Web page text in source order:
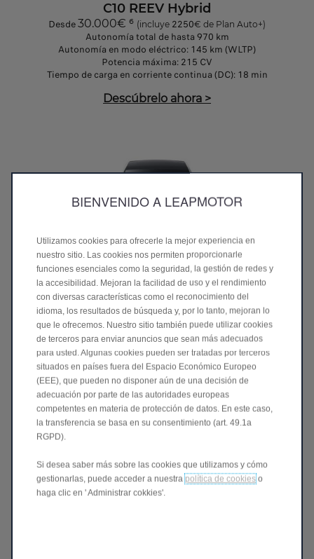
C10 REEV Hybrid
Desde30.000€ ⁶ (incluye 2250€ de Plan Auto+)
Autonomía total de hasta 970 km
Autonomía en modo eléctrico: 145 km (WLTP)
Potencia máxima: 215 CV
Tiempo de carga en corriente continua (DC): 18 min
Descúbrelo ahora >
B10 REEV Hybrid
Desde 24.500€⁷ ncluye 2250€ de Plan Auto+)
Autonomía⁸ total de hasta 900 km
Autonomía⁸ en modo eléctrico: 86 km (WLTP)
Potencia máxima: 218 CV
Tiempo de carga en corriente continua (DC): 30 min
Descúbrelo ahora>
¿LISTO PARA DAR EL SALTO?
Solicita una oferta
BIENVENIDO A LEAPMOTOR
Utilizamos cookies para ofrecerle la mejor experiencia en
nuestro sitio. Las cookies nos permiten proporcionarle
funciones esenciales como la seguridad, la gestión de redes y
la accesibilidad. Mejoran la facilidad de uso y el rendimiento
con diversas características como el reconocimiento del
idioma, los resultados de búsqueda y, por lo tanto, mejoran lo
que le ofrecemos. Nuestro sitio también puede utilizar cookies
de terceros para enviar anuncios que sean más adecuados
para usted. Algunas cookies pueden ser tratadas por terceros
situados en países fuera del Espacio Económico Europeo
(EEE), que pueden no disponer aún de una decisión de
adecuación por parte de las autoridades europeas
competentes en materia de protección de datos. En este caso,
la transferencia se basa en su consentimiento (art. 49.1a
RGPD).
Si desea saber más sobre las cookies que utilizamos y cómo
gestionarlas, puede acceder a nuestra política de cookies o
haga clic en ' Administrar cokkies'.